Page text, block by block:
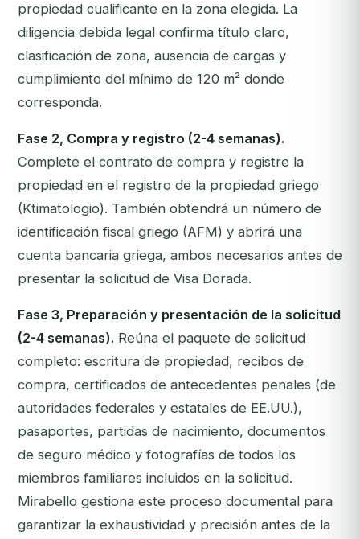
propiedad cualificante en la zona elegida. La
diligencia debida legal confirma título claro,
clasificación de zona, ausencia de cargas y
cumplimiento del mínimo de 120 m² donde
corresponda.
Fase 2, Compra y registro (2-4 semanas).
Complete el contrato de compra y registre la
propiedad en el registro de la propiedad griego
(Ktimatologio). También obtendrá un número de
identificación fiscal griego (AFM) y abrirá una
cuenta bancaria griega, ambos necesarios antes de
presentar la solicitud de Visa Dorada.
Fase 3, Preparación y presentación de la solicitud
(2-4 semanas). Reúna el paquete de solicitud
completo: escritura de propiedad, recibos de
compra, certificados de antecedentes penales (de
autoridades federales y estatales de EE.UU.),
pasaportes, partidas de nacimiento, documentos
de seguro médico y fotografías de todos los
miembros familiares incluidos en la solicitud.
Mirabello gestiona este proceso documental para
garantizar la exhaustividad y precisión antes de la